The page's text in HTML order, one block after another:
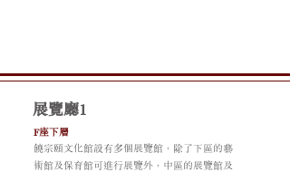
展覽廳1
F座下層
饒宗頤文化館設有多個展覽館，除了下區的藝
術館及保育館可進行展覽外，中區的展覽館及